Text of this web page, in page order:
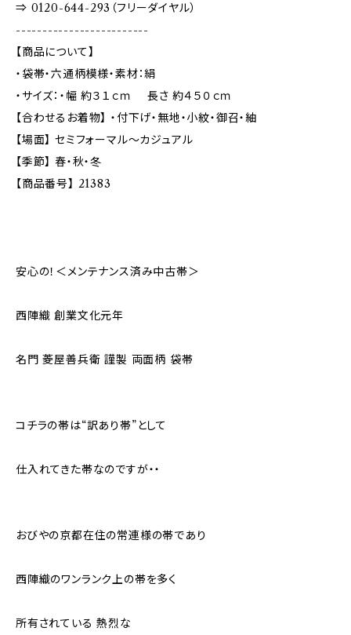
⇒ 0120-644-293（フリーダイヤル）
-------------------------
【商品について】
・袋帯・六通柄模様・素材：絹
・サイズ：・幅 約３１ｃｍ 長さ 約４５０ｃｍ
【合わせるお着物】 ・付下げ・無地・小紋・御召・紬
【場面】 セミフォーマル〜カジュアル
【季節】 春・秋・冬
【商品番号】 21383
安心の！＜メンテナンス済み中古帯＞
西陣織 創業文化元年
名門 菱屋善兵衛 謹製 両面柄 袋帯
コチラの帯は“訳あり帯”として
仕入れてきた帯なのですが・・
おびやの京都在住の常連様の帯であり
西陣織のワンランク上の帯を多く
所有されている 熱烈な